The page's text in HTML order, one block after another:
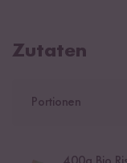
Zutaten
Portionen